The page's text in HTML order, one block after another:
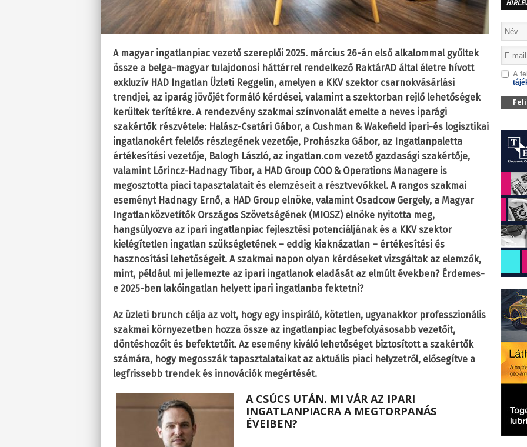
A magyar ingatlanpiac vezető szereplői 2025. március 26-án első alkalommal gyűltek
össze a belga-magyar tulajdonosi háttérrel rendelkező RaktárAD által életre hívott
exkluzív HAD Ingatlan Üzleti Reggelin, amelyen a KKV szektor csarnokvásárlási
trendjei, az iparág jövőjét formáló kérdései, valamint a szektorban rejlő lehetőségek
kerültek terítékre. A rendezvény szakmai színvonalát emelte a neves iparági
szakértők részvétele: Halász-Csatári Gábor, a Cushman & Wakefield ipari-és logisztikai
ingatlanokért felelős részlegének vezetője, Prohászka Gábor, az Ingatlanpaletta
értékesítési vezetője, Balogh László, az ingatlan.com vezető gazdasági szakértője,
valamint Lőrincz-Hadnagy Tibor, a HAD Group COO & Operations Managere is
megosztotta piaci tapasztalatait és elemzéseit a résztvevőkkel. A rangos szakmai
eseményt Hadnagy Ernő, a HAD Group elnöke, valamint Osadcow Gergely, a Magyar
Ingatlanközvetítők Országos Szövetségének (MIOSZ) elnöke nyitotta meg,
hangsúlyozva az ipari ingatlanpiac fejlesztési potenciáljának és a KKV szektor
kielégítetlen ingatlan szükségletének – eddig kiaknázatlan – értékesítési és
hasznosítási lehetőségeit. A szakmai napon olyan kérdéseket vizsgáltak az elemzők,
mint, például mi jellemezte az ipari ingatlanok eladását az elmúlt években? Érdemes-
e 2025-ben lakóingatlan helyett ipari ingatlanba fektetni?
Az üzleti brunch célja az volt, hogy egy inspiráló, kötetlen, ugyanakkor professzionális
szakmai környezetben hozza össze az ingatlanpiac legbefolyásosabb vezetőit,
döntéshozóit és befektetőit. Az esemény kiváló lehetőséget biztosított a szakértők
számára, hogy megosszák tapasztalataikat az aktuális piaci helyzetről, elősegítve a
legfrissebb trendek és innovációk megértését.
A CSÚCS UTÁN. MI VÁR AZ IPARI
INGATLANPIACRA A MEGTORPANÁS
ÉVEIBEN?
A